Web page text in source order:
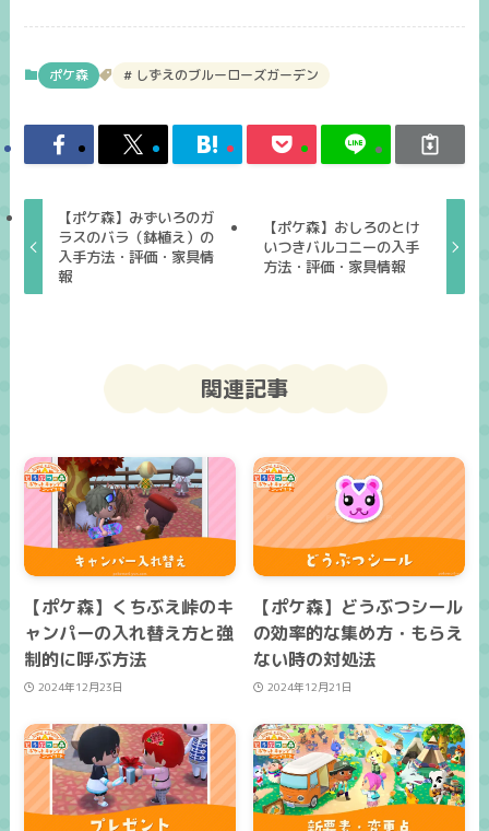
ポケ森 しずえのブルーローズガーデン
【ポケ森】みずいろのガ
ラスのバラ（鉢植え）の
入手方法・評価・家具情
報
【ポケ森】おしろのとけ
いつきバルコニーの入手
方法・評価・家具情報
関連記事
【ポケ森】くちぶえ峠のキ
ャンパーの入れ替え方と強
制的に呼ぶ方法
2024年12月23日
【ポケ森】どうぶつシール
の効率的な集め方・もらえ
ない時の対処法
2024年12月21日